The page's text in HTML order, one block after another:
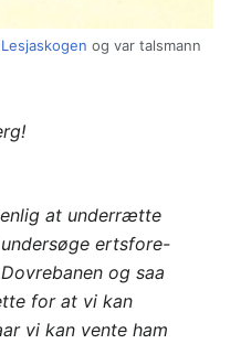
Lesjaskogen og var talsmann
at underrætte
ertsfore-
og saa
for at vi kan
vi kan vente ham